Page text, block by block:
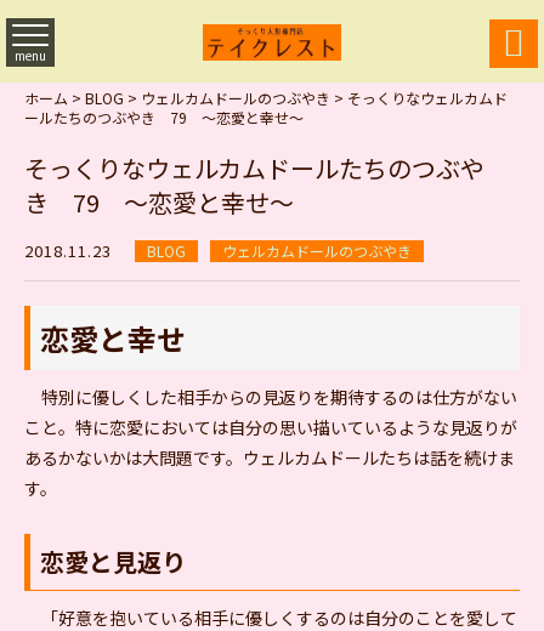
menu 
ホーム > BLOG > ウェルカムドールのつぶやき > そっくりなウェルカムド
ールたちのつぶやき 79 ～恋愛と幸せ～
そっくりなウェルカムドールたちのつぶや
き 79 ～恋愛と幸せ～
2018.11.23 BLOG ウェルカムドールのつぶやき
恋愛と幸せ
特別に優しくした相手からの見返りを期待するのは仕方がない
こと。特に恋愛においては自分の思い描いているような見返りが
あるかないかは大問題です。ウェルカムドールたちは話を続けま
す。
恋愛と見返り
「好意を抱いている相手に優しくするのは自分のことを愛して